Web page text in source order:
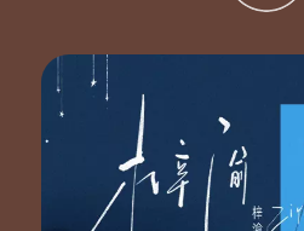
Qué pasaría
Y el no tenerte me hace
Seríamo' la pareja del
Cuánto te extraño